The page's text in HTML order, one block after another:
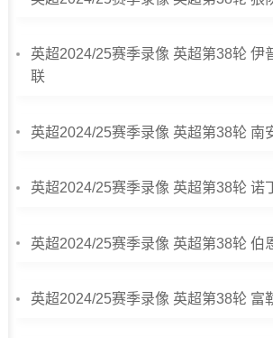
英超2024/25赛季录像 英超第38轮 伊
联
英超2024/25赛季录像 英超第38轮 南
英超2024/25赛季录像 英超第38轮 诺
英超2024/25赛季录像 英超第38轮 伯
英超2024/25赛季录像 英超第38轮 富